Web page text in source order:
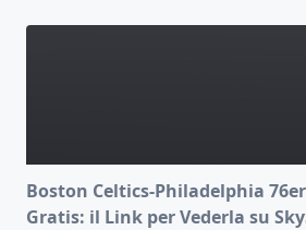
Boston Celtics-Philadelphia
Gratis: il Link per Vederla su